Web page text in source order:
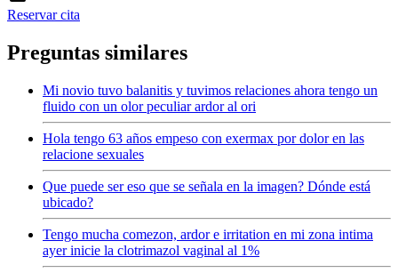
Reservar cita
Preguntas similares
Mi novio tuvo balanitis y tuvimos relaciones ahora tengo un
fluido con un olor peculiar ardor al ori
Hola tengo 63 años empeso con exermax por dolor en las
relacione sexuales
Que puede ser eso que se señala en la imagen? Dónde está
ubicado?
Tengo mucha comezon, ardor e irritation en mi zona intima
ayer inicie la clotrimazol vaginal al 1%